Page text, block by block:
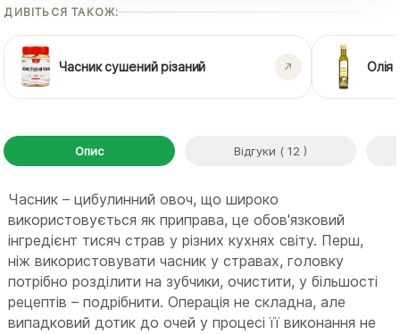
ДИВІТЬСЯ ТАКОЖ:
Часник сушений різаний Олія
Опис Відгуки ( 12 )
Часник – цибулинний овоч, що широко
використовується як приправа, це обов'язковий
інгредієнт тисяч страв у різних кухнях світу. Перш,
ніж використовувати часник у стравах, головку
потрібно розділити на зубчики, очистити, у більшості
рецептів – подрібнити. Операція не складна, але
випадковий дотик до очей у процесі її виконання не